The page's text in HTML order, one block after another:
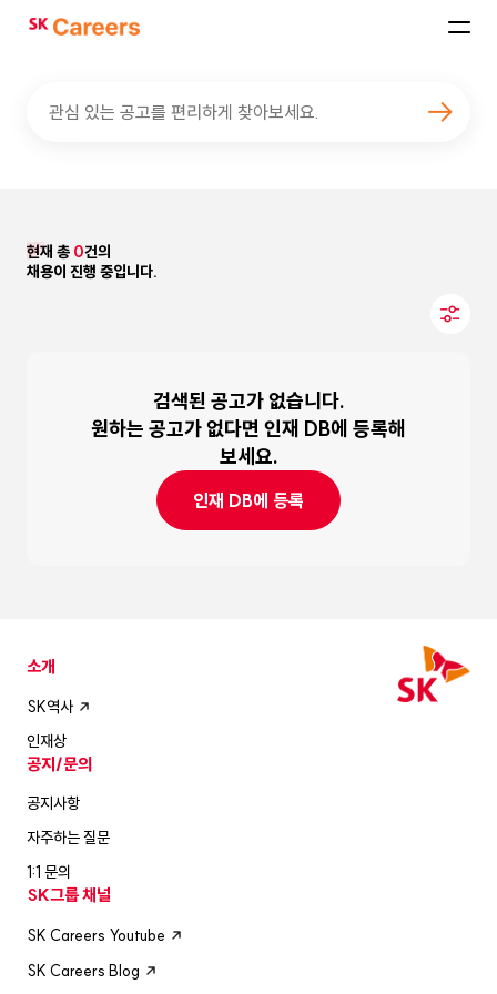
SK
관심 있는 공고를 편리하게 찾아보세요.
현재 총 0건의
채용이 진행 중입니다.
검색된 공고가 없습니다.
원하는 공고가 없다면 인재 DB에 등록해
보세요.
인재 DB에 등록
소개
SK역사
인재상
공지/문의
공지사항
자주하는 질문
1:1 문의
SK그룹 채널
SK Careers Youtube
SK Careers Blog